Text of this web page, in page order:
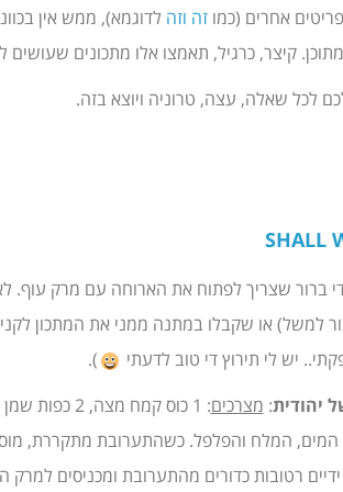
אחרים (כמוזה וזה לדוגמא), ממש אין
קיצר, כרגיל, תאמצו אלו מתכונים
לכל שאלה, עצה, טרוניה ויוצא בזה.
ברור שצריך לפתוח את הארוחה עם מרק עוף.
למשל) או שקבלו במתנה ממני את המתכון
יש לי תירוץ די טוב לדעתי
).
יהודית: מצרכים: 1 כוס קמח מצה, 2 כפות שמן חמניות/קנולה, 3/4 כוס מים חמים, 2 ביצים, 1 כפית גדושה מלח, חצי כפית פלפל.
המלח והפלפל. כשהתערובת מתקררת,
ידיים רטובות כדורים מהתערובת ומכניסים